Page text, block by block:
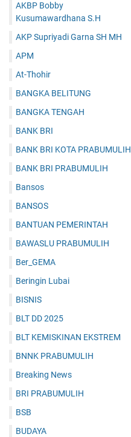
AKBP Bobby
Kusumawardhana S.H
AKP Supriyadi Garna SH MH
APM
At-Thohir
BANGKA BELITUNG
BANGKA TENGAH
BANK BRI
BANK BRI KOTA PRABUMULIH
BANK BRI PRABUMULIH
Bansos
BANSOS
BANTUAN PEMERINTAH
BAWASLU PRABUMULIH
Ber_GEMA
Beringin Lubai
BISNIS
BLT DD 2025
BLT KEMISKINAN EKSTREM
BNNK PRABUMULIH
Breaking News
BRI PRABUMULIH
BSB
BUDAYA